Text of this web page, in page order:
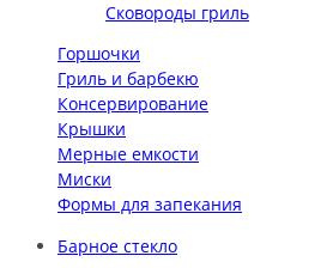
Сковороды гриль
Горшочки
Гриль и барбекю
Консервирование
Крышки
Мерные емкости
Миски
Формы для запекания
Барное стекло